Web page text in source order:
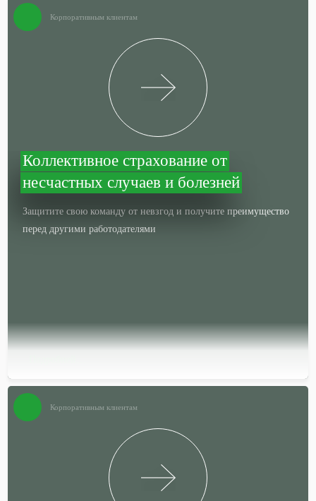
Коллективное страхование от
несчастных случаев и болезней
Защитите свою команду от невзгод и получите преимущество
перед другими работодателями
Корпоративным клиентам
Корпоративным клиентам